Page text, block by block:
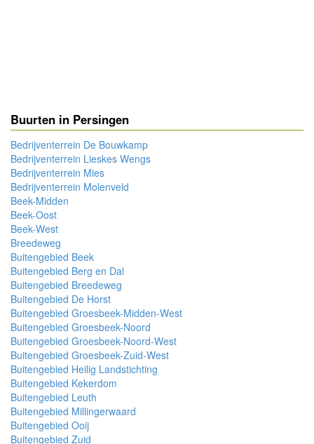
Buurten in Persingen
Bedrijventerrein De Bouwkamp
Bedrijventerrein Lieskes Wengs
Bedrijventerrein Mies
Bedrijventerrein Molenveld
Beek-Midden
Beek-Oost
Beek-West
Breedeweg
Buitengebied Beek
Buitengebied Berg en Dal
Buitengebied Breedeweg
Buitengebied De Horst
Buitengebied Groesbeek-Midden-West
Buitengebied Groesbeek-Noord
Buitengebied Groesbeek-Noord-West
Buitengebied Groesbeek-Zuid-West
Buitengebied Heilig Landstichting
Buitengebied Kekerdom
Buitengebied Leuth
Buitengebied Millingerwaard
Buitengebied Ooij
Buitengebied Zuid